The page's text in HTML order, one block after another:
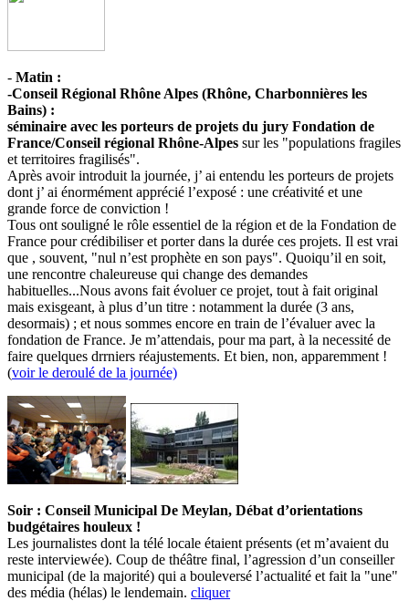
- Matin :
-Conseil Régional Rhône Alpes (Rhône, Charbonnières les
Bains) :
séminaire avec les porteurs de projets du jury Fondation de
France/Conseil régional Rhône-Alpes sur les "populations fragiles
et territoires fragilisés".
Après avoir introduit la journée, j’ ai entendu les porteurs de projets
dont j’ ai énormément apprécié l’exposé : une créativité et une
grande force de conviction !
Tous ont souligné le rôle essentiel de la région et de la Fondation de
France pour crédibiliser et porter dans la durée ces projets. Il est vrai
que , souvent, "nul n’est prophète en son pays". Quoiqu’il en soit,
une rencontre chaleureuse qui change des demandes
habituelles...Nous avons fait évoluer ce projet, tout à fait original
mais exisgeant, à plus d’un titre : notamment la durée (3 ans,
desormais) ; et nous sommes encore en train de l’évaluer avec la
fondation de France. Je m’attendais, pour ma part, à la necessité de
faire quelques drrniers réajustements. Et bien, non, apparemment !
(voir le deroulé de la journée)
-
Soir : Conseil Municipal De Meylan, Débat d’orientations
budgétaires houleux !
Les journalistes dont la télé locale étaient présents (et m’avaient du
reste interviewée). Coup de théâtre final, l’agression d’un conseiller
municipal (de la majorité) qui a bouleversé l’actualité et fait la "une"
des média (hélas) le lendemain. cliquer